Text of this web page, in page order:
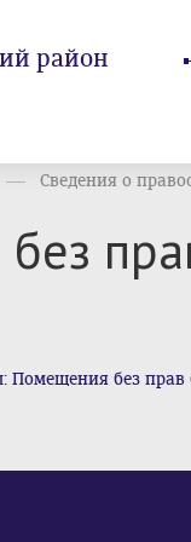
район
Сведения о
без прав